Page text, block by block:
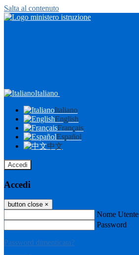
Salta al contenuto
Italiano
Italiano
English
Français
Español
中文
Accedi
Accedi
button close ×
Nome Utente
Password
Password dimenticata?